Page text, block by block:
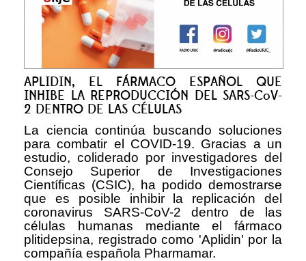
APLIDIN, EL FÁRMACO ESPAÑOL QUE
INHIBE LA REPRODUCCIÓN DEL SARS-CoV-
2 DENTRO DE LAS CÉLULAS
La ciencia continúa buscando soluciones
para combatir el COVID-19. Gracias a un
estudio, coliderado por investigadores del
Consejo Superior de Investigaciones
Científicas (CSIC), ha podido demostrarse
que es posible inhibir la replicación del
coronavirus SARS-CoV-2 dentro de las
células humanas mediante el fármaco
plitidepsina, registrado como 'Aplidin' por la
compañía española Pharmamar.